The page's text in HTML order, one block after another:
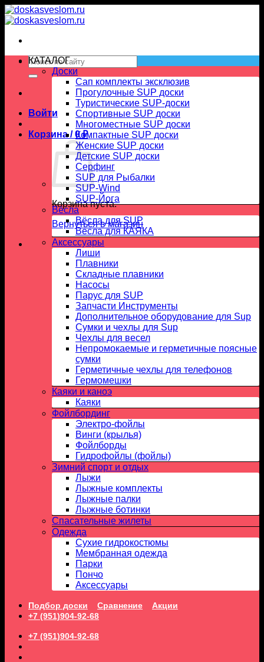
Skip
to
Искать:
Войти
Корзина /0₽
Корзина пуста.
Вернуться в магазин
КАТАЛОГ
Доски
Сап комплекты эксклюзив
Прогулочные SUP доски
Туристические SUP-доски
Спортивные SUP доски
Многоместные SUP доски
Компактные SUP доски
Женские SUP доски
Детские SUP доски
Серфинг
SUP для Рыбалки
SUP-Wind
SUP-Йога
Вёсла
Вёсла для SUP
Весла для КАЯКА
Аксессуары
Лиши
Плавники
Складные плавники
Насосы
Парус для SUP
Запчасти Инструменты
Дополнительное оборудование для Sup
Сумки и чехлы для Sup
Чехлы для весел
Непромокаемые и герметичные поясные
сумки
Герметичные чехлы для телефонов
Гермомешки
Каяки и каноэ
Каяки
Фойлбординг
Электро-фойлы
Винги (крылья)
Фойлборды
Гидрофойлы (фойлы)
Зимний спорт и отдых
Лыжи
Лыжные комплекты
Лыжные палки
Лыжные ботинки
Спасательные жилеты
Одежда
Сухие гидрокостюмы
Мембранная одежда
Парки
Пончо
Аксессуары
Подбор доски Сравнение
Акции
+7 (951)904-92-68
+7 (951)904-92-68